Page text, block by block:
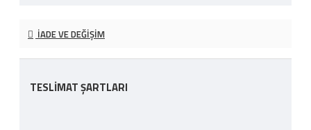
İADE VE DEĞIŞIM
TESLİMAT ŞARTLARI